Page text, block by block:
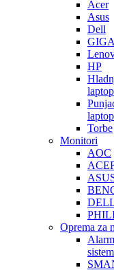
Acer
Asus
Dell
HP
laptop
laptop
Torbe
Monitori
AOC
Oprema za